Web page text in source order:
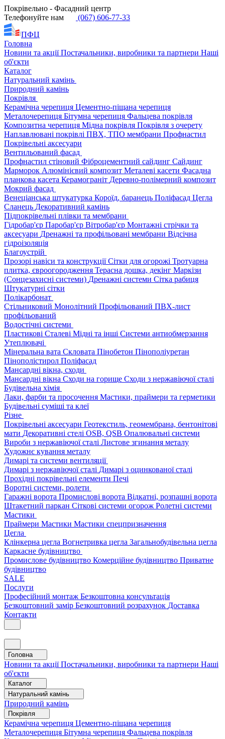
Покрівельно - Фасадний центр
Телефонуйте нам
(067) 606-77-33
ПФЦ
Головна
Новини та акціїПостачальники, виробники та партнери Наші
об'єкти
Каталог
Натуральний камінь
Природний камінь
Покрівля
Керамічна черепиця Цементно-піщана черепиця
Металочерепиця Бітумна черепиця Фальцева покрівля
Композитна черепиця Мідна покрівля Покрівля з очерету
Наплавлювані покрівлі ПВХ, ТПО мембрани Профнастил
Покрівельні аксесуари
Вентильований фасад
Профнастил стіновий Фіброцементний сайдинг Сайдинг
Марморок Алюмінієвий композит Металеві касети Фасадна
планкова касета Керамограніт Деревно-полімерний композит
Мокрий фасад
Венеціанська штукатурка Короїд, баранець Поліфасад Цегла
Сланець Декоративний камінь
Підпокрівельні плівки та мембрани
Гідробар'єр Паробар'єр Вітробар'єр Монтажні стрічки та
аксесуари Дренажні та профільовані мембрани Відсічна
гідроізоляція
Благоустрій
Прозорі навіси та конструкціїСітки для огорожі Тротуарна
плитка, євроогородження Терасна дошка, декінг Маркізи
(Сонцезахисні системи) Дренажні системи Сітка рабиця
Штукатурні сітки
Полікарбонат
Стільниковий Монолітний Профільований ПВХ-лист
профільований
Водостічні системи
Пластикові Сталеві Мідні та інші Системи антиобмерзання
Утеплювачі
Мінеральна вата Скловата Пінобетон Пінополіуретан
Пінополістирол Поліфасад
Мансардні вікна, сходи
Мансардні вікна Сходи на горище Сходи з нержавіючої сталі
Будівельна хімія
Лаки, фарби та просочення Мастики, праймери та герметики
Будівельні суміші та клеї
Різне
Покрівельні аксесуари Геотекстиль, геомембрана, бентонітові
мати Декоративні стелі OSB, QSB Опалювальні системи
Вироби з нержавіючої сталі Листове згинання металу
Художнє кування металу
Димарі та системи вентиляції
Димарі з нержавіючої сталі Димарі з оцинкованої сталі
Прохідні покрівельні елементи Печі
Воротні системи, ролети
Гаражні ворота Промислові ворота Відкатні, розпашні ворота
Штакетний паркан Сіткові системи огорож Ролетні системи
Мастики
Праймери Мастики Мастики спецпризначення
Цегла
Клінкерна цегла Вогнетривка цегла Загальнобудівельна цегла
Каркасне будівництво
Промислове будівництво Комерційне будівництво Приватне
будівництво
SALE
Послуги
Професійний монтаж Безкоштовна консультація
Безкоштовний замір Безкоштовний розрахунок Доставка
Контакти
Головна
Новини та акціїПостачальники, виробники та партнери Наші
об'єкти
Каталог
Натуральний камінь
Природний камінь
Покрівля
Керамічна черепиця Цементно-піщана черепиця
Металочерепиця Бітумна черепиця Фальцева покрівля